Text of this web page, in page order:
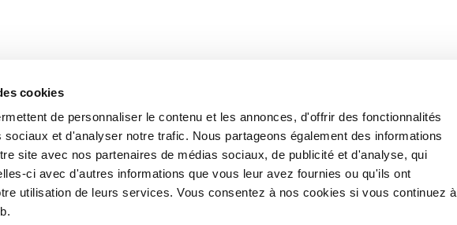
cookies
de personnaliser le contenu et les annonces, d'offrir des fonctionnalités
sociaux et d'analyser notre trafic. Nous partageons également des informations
site avec nos partenaires de médias sociaux, de publicité et d'analyse, qui
ci avec d'autres informations que vous leur avez fournies ou qu'ils ont
utilisation de leurs services. Vous consentez à nos cookies si vous continuez à